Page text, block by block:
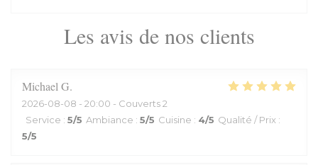
Les avis de nos clients
Michael G
2026-08-08 - 20:00 - Couverts 2
Service : 5/5 Ambiance : 5/5 Cuisine : 4/5 Qualité / Prix :
5/5